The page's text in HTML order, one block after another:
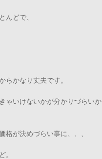
んどで、
らかなり丈夫です。
ゃいけないかが分かりづらいか
が決めづらい事に、、、
。